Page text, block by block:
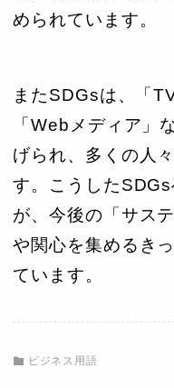
められています。
またSDGsは、「
「Webメディア」
げられ、多くの人
す。こうした
が、今後の「サス
や関心を集めるき
ています。
ビジネス用語